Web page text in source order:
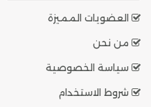
العضويات المميزة
من نحن
سياسة الخصوصية
شروط الاستخدام